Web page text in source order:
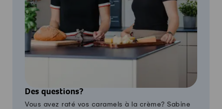
Des questions?
Vous avez raté vos caramels à la crème? Sabine